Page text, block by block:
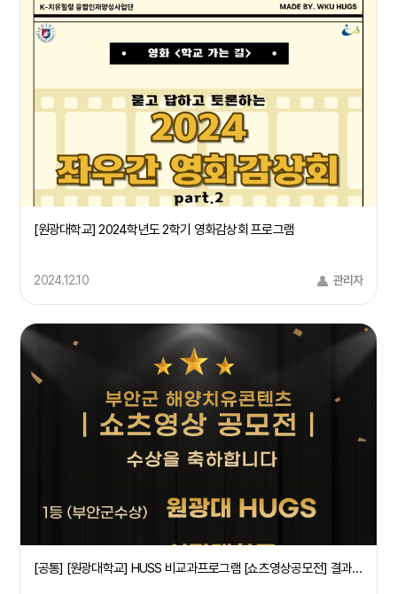
[원광대학교] 2024학년도 2학기 영화감상회 프로그램
2024.12.10 관리자
[공통] [원광대학교] HUSS 비교과프로그램 [쇼츠영상공모전] 결과 공지